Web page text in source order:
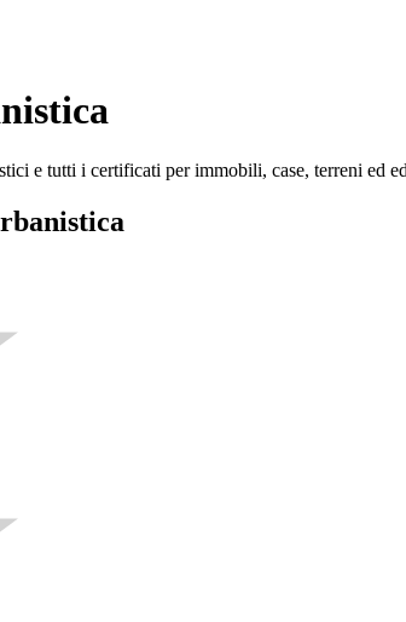
e tutti i certificati per immobili, case, terreni ed